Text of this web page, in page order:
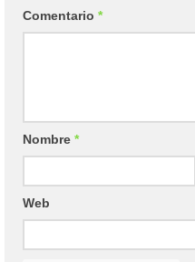
Comentario *
Nombre *
Web